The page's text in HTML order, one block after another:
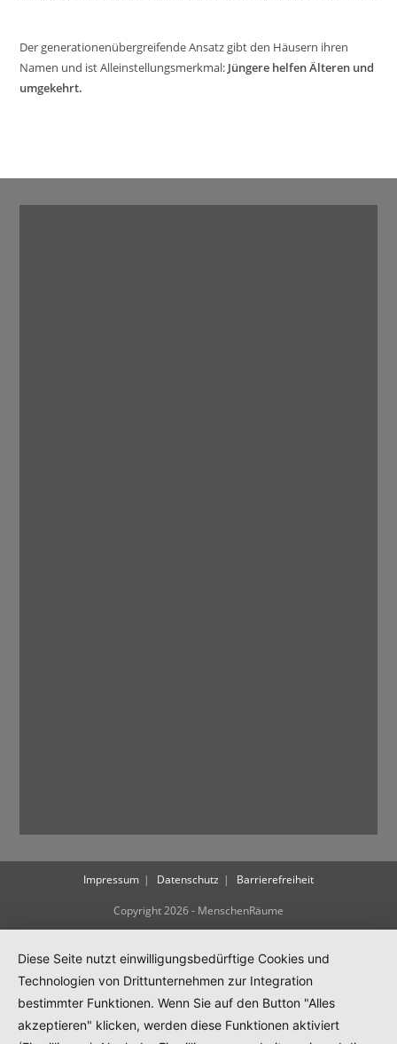
Der generationenübergreifende Ansatz gibt den Häusern ihren
Namen und ist Alleinstellungsmerkmal: Jüngere helfen Älteren und
umgekehrt.
Impressum Datenschutz Barrierefreiheit
Copyright 2026 - MenschenRäume
Diese Seite nutzt einwilligungsbedürftige Cookies und
Technologien von Drittunternehmen zur Integration
bestimmter Funktionen. Wenn Sie auf den Button "Alles
akzeptieren" klicken, werden diese Funktionen aktiviert